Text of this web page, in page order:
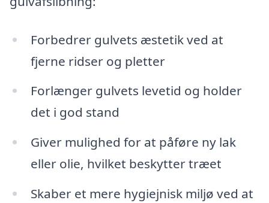
Forbedrer gulvets æstetik ved at
fjerne ridser og pletter
Forlænger gulvets levetid og holder
det i god stand
Giver mulighed for at påføre ny lak
eller olie, hvilket beskytter træet
Skaber et mere hygiejnisk miljø ved at